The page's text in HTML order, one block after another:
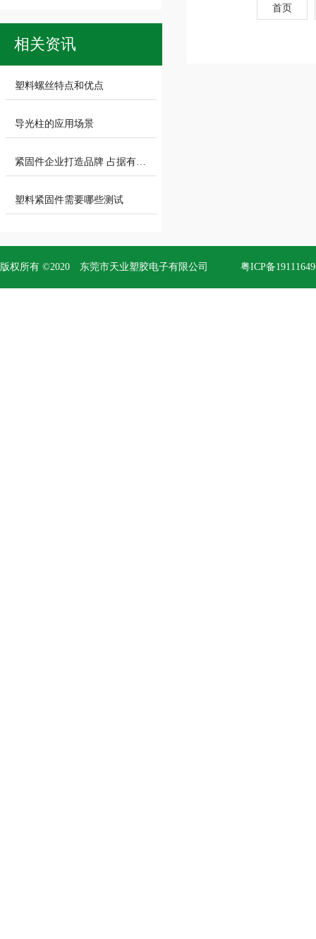
相关资讯
塑料螺丝特点和优点
导光柱的应用场景
紧固件企业打造品牌 占据有利的市
塑料紧固件需要哪些测试
首页
版权所有 ©2020 东莞市天业塑胶电子有限公司 粤ICP备